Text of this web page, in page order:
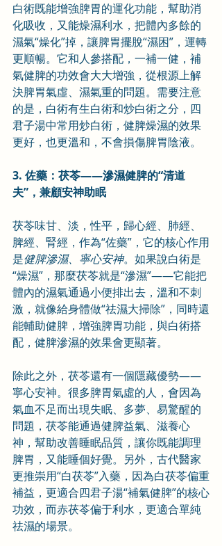
白術既能增強脾胃的運化功能，幫助消
化吸收，又能燥濕利水，把體內多餘的
濕氣“燥化”掉，讓脾胃擺脫“濕困”，運轉
更順暢。它和人參搭配，一補一健，補
氣健脾的功效會大大增強，從根源上解
決脾胃氣虛、濕氣重的問題。需要注意
的是，白術有生白術和炒白術之分，四
君子湯中常用炒白術，健脾燥濕的效果
更好，也更溫和，不會損傷脾胃陰液。
3. 佐藥：茯苓——滲濕健脾的“清道
夫”，兼顧安神助眠
茯苓味甘、淡，性平，歸心經、肺經、
脾經、腎經，作為“佐藥”，它的核心作用
是健脾滲濕、寧心安神。如果說白術是
“燥濕”，那麼茯苓就是“滲濕”——它能把
體內的濕氣通過小便排出去，溫和不刺
激，就像給身體做“祛濕大掃除”，同時還
能輔助健脾，增強脾胃功能，與白術搭
配，健脾滲濕的效果會更顯著。
除此之外，茯苓還有一個隱藏優勢——
寧心安神。很多脾胃氣虛的人，會因為
氣血不足而出現失眠、多夢、易驚醒的
問題，茯苓能通過健脾益氣、滋養心
神，幫助改善睡眠品質，讓你既能調理
脾胃，又能睡個好覺。另外，古代醫家
更推崇用“白茯苓”入藥，因為白茯苓偏重
補益，更適合四君子湯“補氣健脾”的核心
功效，而赤茯苓偏于利水，更適合單純
祛濕的場景。